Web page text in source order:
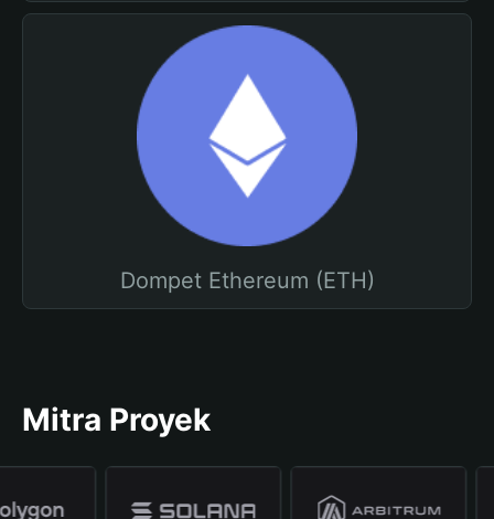
Dompet Ethereum (ETH)
Mitra Proyek